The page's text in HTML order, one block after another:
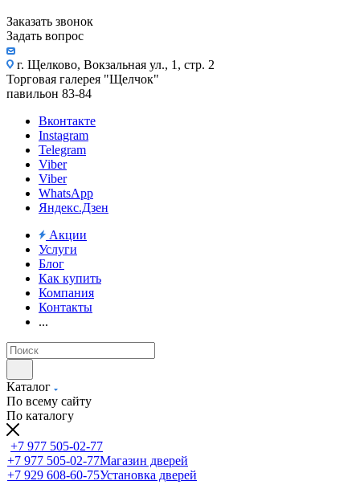
Заказать звонок
Задать вопрос
г. Щелково, Вокзальная ул., 1, стр. 2
Торговая галерея "Щелчок"
павильон 83-84
Вконтакте
Instagram
Telegram
Viber
Viber
WhatsApp
Яндекс.Дзен
Акции
Услуги
Блог
Как купить
Компания
Контакты
...
Каталог
По всему сайту
По каталогу
+7 977 505-02-77
+7 977 505-02-77Магазин дверей
+7 929 608-60-75Установка дверей